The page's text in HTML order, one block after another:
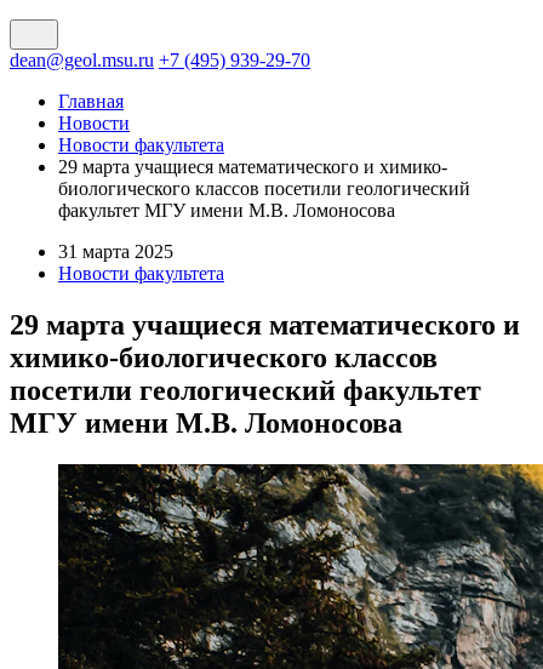
dean@geol.msu.ru +7 (495) 939-29-70
Главная
Новости
Новости факультета
29 марта учащиеся математического и химико-
биологического классов посетили геологический
факультет МГУ имени М.В. Ломоносова
31 марта 2025
Новости факультета
29 марта учащиеся математического и
химико-биологического классов
посетили геологический факультет
МГУ имени М.В. Ломоносова